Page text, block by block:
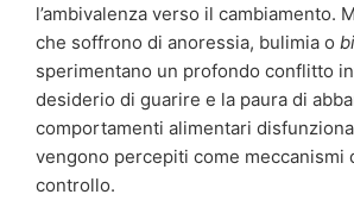
l’ambivalenza verso il cambiamento.
che soffrono di anoressia, bulimia o
sperimentano un profondo conflitto
desiderio di guarire e la paura di
comportamenti alimentari
vengono percepiti come meccanismi
controllo.